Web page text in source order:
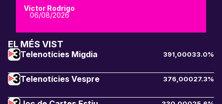
Víctor Rodrigo
06/08/2026
EL MÉS VIST
Telenotícies Migdia 391,00033.0%
Telenotícies Vespre 376,00027.3%